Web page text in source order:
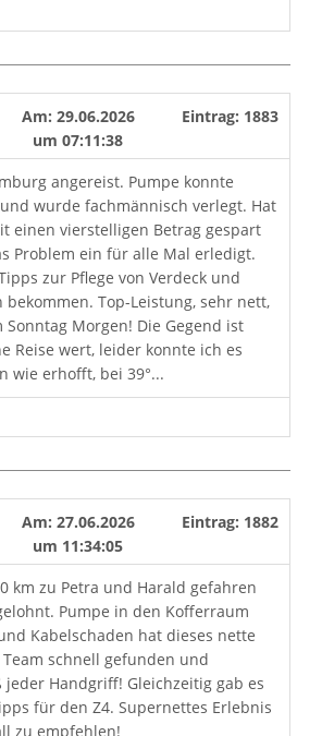
Am: 29.06.2026
um 07:11:38
Eintrag: 1883
angereist. Pumpe konnte
wurde fachmännisch verlegt. Hat
einen vierstelligen Betrag gespart
Problem ein für alle Mal erledigt.
zur Pflege von Verdeck und
bekommen. Top-Leistung, sehr nett,
Sonntag Morgen! Die Gegend ist
Reise wert, leider konnte ich es
wie erhofft, bei 39°...
Am: 27.06.2026
um 11:34:05
Eintrag: 1882
km zu Petra und Harald gefahren
Pumpe in den Kofferraum
Kabelschaden hat dieses nette
schnell gefunden und
jeder Handgriff! Gleichzeitig gab es
für den Z4. Supernettes Erlebnis
zu empfehlen!